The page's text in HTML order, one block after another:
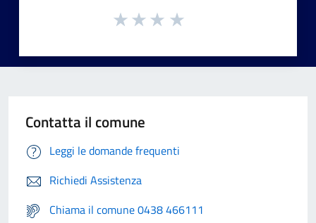
Contatta il comune
Leggi le domande frequenti
Richiedi Assistenza
Chiama il comune 0438 466111